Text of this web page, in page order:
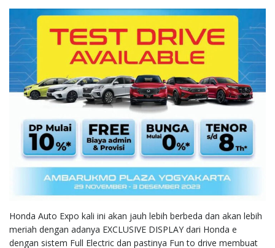
Honda Auto Expo kali ini akan jauh lebih berbeda dan akan lebih
meriah dengan adanya EXCLUSIVE DISPLAY dari Honda e
dengan sistem Full Electric dan pastinya Fun to drive membuat